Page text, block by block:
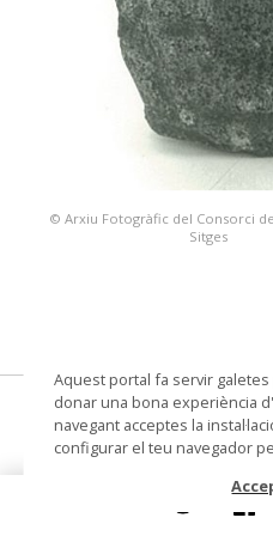
© Arxiu Fotogràfic del Consorci
Sitges
Cap d'home
Aquest portal fa servir
donar una bona experiència
navegant acceptes la
configurar el teu navegador